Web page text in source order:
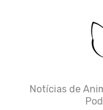
Notícias de